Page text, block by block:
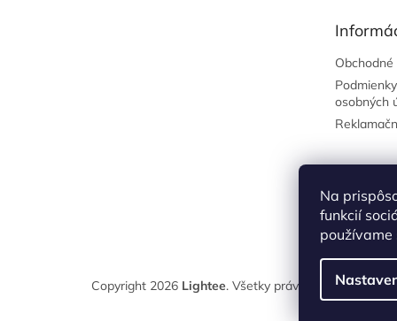
Na
funkcií
používame
osobných
Copyright 2026 Lightee. Všetky práva vyhradené.